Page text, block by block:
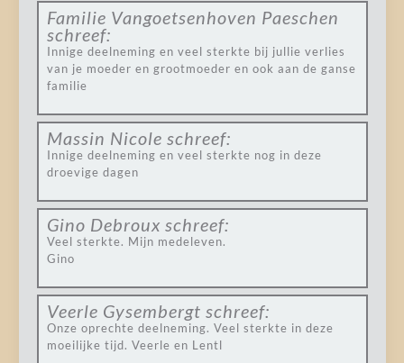
Familie Vangoetsenhoven Paeschen
schreef:
Innige deelneming en veel sterkte bij jullie verlies
van je moeder en grootmoeder en ook aan de ganse
familie
Massin Nicole schreef:
Innige deelneming en veel sterkte nog in deze
droevige dagen
Gino Debroux schreef:
Veel sterkte. Mijn medeleven.
Gino
Veerle Gysembergt schreef:
Onze oprechte deelneming. Veel sterkte in deze
moeilijke tijd. Veerle en Lentl